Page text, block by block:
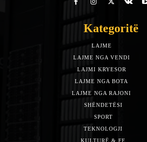
Kategoritë
LAJME
LAJME NGA VENDI
LAJMI KRYESOR
LAJME NGA BOTA
LAJME NGA RAJONI
SHËNDETËSI
SPORT
TEKNOLOGJI
KULTURË & FE